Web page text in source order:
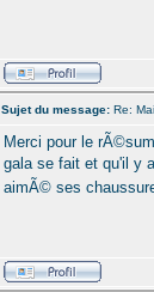
Sujet du message: Re:
Merci pour le
gala se fait et qu'il y
aimÃ© ses